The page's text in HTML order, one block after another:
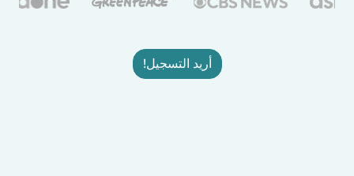
أريد التسجيل!